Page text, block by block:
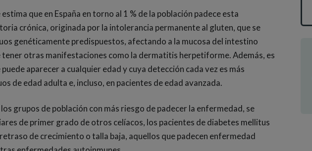
que en España en torno al 1 % de la población padece esta
crónica, originada por la intolerancia permanente al gluten, que se
genéticamente predispuestos, afectando a la mucosa del intestino
tener otras manifestaciones como la dermatitis herpetiforme. Además, es
aparecer a cualquier edad y cuya detección cada vez es más
de edad adulta e, incluso, en pacientes de edad avanzada.
grupos de población con más riesgo de padecer la enfermedad, se
de primer grado de otros celíacos, los pacientes de diabetes mellitus
de crecimiento o talla baja, aquellos que padecen enfermedad